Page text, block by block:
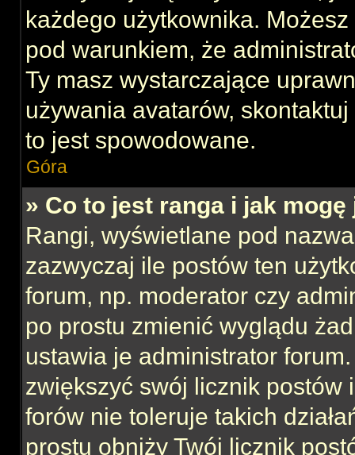
każdego użytkownika.
pod warunkiem, że
Ty masz wystarczające
używania avatarów,
to jest spowodowane.
Góra
» Co to jest ranga i jak mogę
Rangi, wyświetlane pod
zazwyczaj ile postów ten
forum, np. moderator czy
po prostu zmienić wyglądu
ustawia je administrator
zwiększyć swój licznik postów
forów nie toleruje takich
prostu obniży Twój licznik